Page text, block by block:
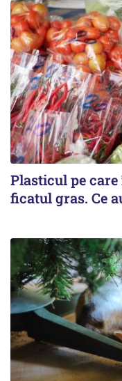
Plasticul pe
ficatul gras. Ce